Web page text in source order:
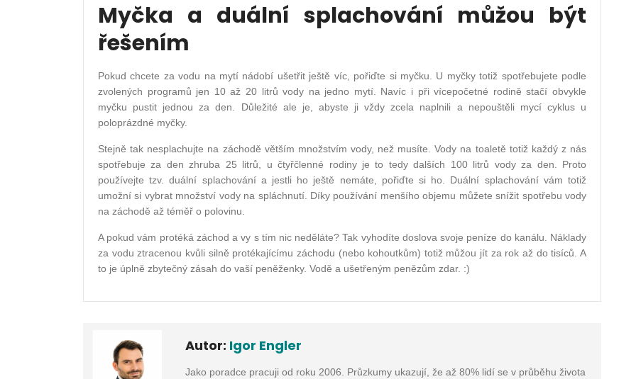
Myčka a duální splachování můžou být
řešením
Pokud chcete za vodu na mytí nádobí ušetřit ještě víc, pořiďte si myčku. U myčky totiž spotřebujete podle
zvolených programů jen 10 až 20 litrů vody na jedno mytí. Navíc i při vícepočetné rodině stačí obvykle
myčku pustit jednou za den. Důležité ale je, abyste ji vždy zcela naplnili a nepouštěli mycí cyklus u
poloprázdné myčky.
Stejně tak nesplachujte na záchodě větším množstvím vody, než musíte. Vody na toaletě totiž každý z nás
spotřebuje za den zhruba 25 litrů, u čtyřčlenné rodiny je to tedy dalších 100 litrů vody za den. Proto
používejte tzv. duální splachování a jestli ho ještě nemáte, pořiďte si ho. Duální splachování vám totiž
umožní si vybrat množství vody na spláchnutí. Díky používání menšího objemu můžete snížit spotřebu vody
na záchodě až téměř o polovinu.
A pokud vám protéká záchod a vy s tím nic neděláte? Tak vyhodíte doslova svoje peníze do kanálu. Náklady
za vodu ztracenou kvůli silně protékajícímu záchodu (nebo kohoutkům) totiž můžou jít za rok až do tisíců. A
to je úplně zbytečný zásah do vaší peněženky. Vodě a ušetřeným penězům zdar. :)
Autor: Igor Engler
Jako poradce pracuji od roku 2006. Průzkumy ukazují, že až 80% lidí se v průběhu života